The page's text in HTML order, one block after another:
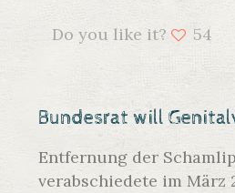
Do you like it? 54
Bundesrat will
Entfernung der
verabschiedete im März